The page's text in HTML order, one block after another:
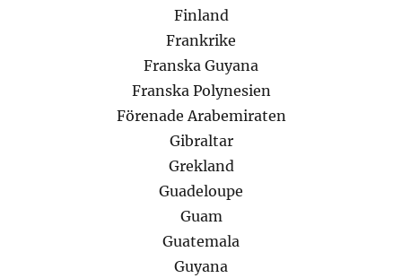
Finland
Frankrike
Franska Guyana
Franska Polynesien
Förenade Arabemiraten
Gibraltar
Grekland
Guadeloupe
Guam
Guatemala
Guyana